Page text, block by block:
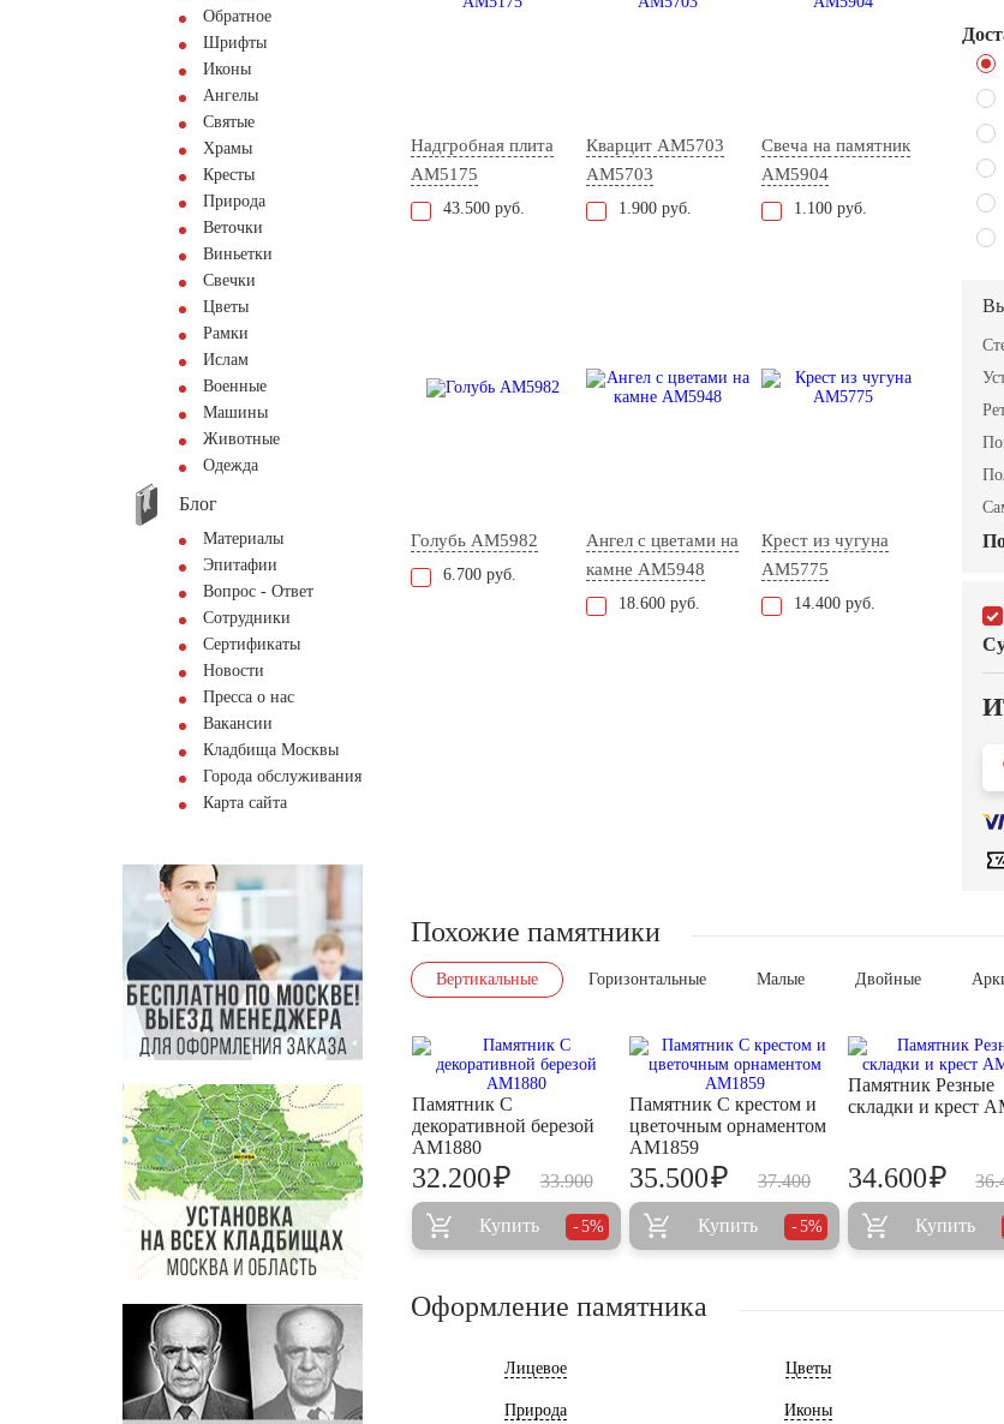
Обратное
Шрифты
Иконы
Ангелы
Святые
Храмы
Кресты
Природа
Веточки
Виньетки
Свечки
Цветы
Рамки
Ислам
Военные
Машины
Животные
Одежда
Блог
Материалы
Эпитафии
Вопрос - Ответ
Сотрудники
Сертификаты
Новости
Пресса о нас
Вакансии
Кладбища Москвы
Города обслуживания
Карта сайта
Надгробная плита
AM5175
43.500 руб.
Кварцит АМ5703
AM5703
1.900 руб.
Свеча на памятник
AM5904
1.100 руб.
Голубь AM5982
6.700 руб.
Ангел с цветами на
камне AM5948
18.600 руб.
Крест из чугуна
AM5775
14.400 руб.
Похожие памятники
Вертикальные Горизонтальные Малые Двойные
Памятник С
декоративной березой
AM1880
33.900
32.200₽
Купить 5%
Памятник С крестом и
цветочным орнаментом
AM1859
37.400
35.500₽
Купить 5%
Памятник Резные
складки и крест
34.600₽
Купить
Оформление памятника
Лицевое Цветы
Природа Иконы